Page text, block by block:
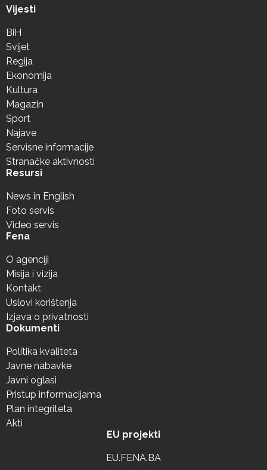
Vijesti
BiH
Svijet
Regija
Ekonomija
Kultura
Magazin
Sport
Najave
Servisne informacije
Stranačke aktivnosti
Resursi
News in English
Foto servis
Video servis
Fena
O agenciji
Misija i vizija
Kontakt
Uslovi korištenja
Izjava o privatnosti
Dokumenti
Politika kvaliteta
Javne nabavke
Javni oglasi
Pristup informacijama
Plan integriteta
Akti
EU projekti
EU.FENA.BA